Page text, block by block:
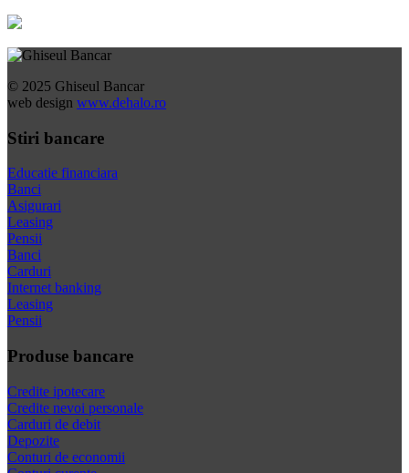
© 2025 Ghiseul Bancar
web design www.dehalo.ro
Stiri bancare
Educatie financiara
Banci
Asigurari
Leasing
Pensii
Banci
Carduri
Internet banking
Leasing
Pensii
Produse bancare
Credite ipotecare
Credite nevoi personale
Carduri de debit
Depozite
Conturi de economii